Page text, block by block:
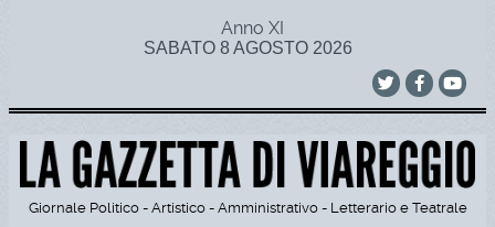
Anno XI
SABATO 8 AGOSTO 2026
Giornale Politico - Artistico - Amministrativo - Letterario e Teatrale